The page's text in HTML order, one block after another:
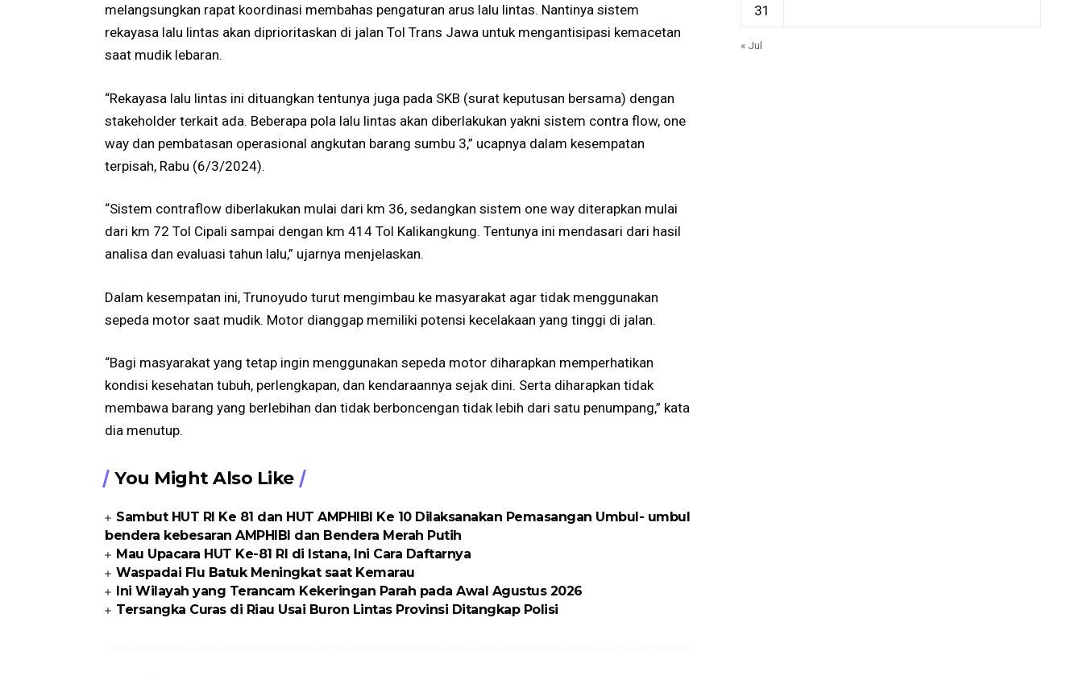
melangsungkan rapat koordinasi membahas pengaturan arus lalu lintas. Nantinya sistem
rekayasa lalu lintas akan diprioritaskan di jalan Tol Trans Jawa untuk mengantisipasi kemacetan
saat mudik lebaran.
“Rekayasa lalu lintas ini dituangkan tentunya juga pada SKB (surat keputusan bersama) dengan
stakeholder terkait ada. Beberapa pola lalu lintas akan diberlakukan yakni sistem contra flow, one
way dan pembatasan operasional angkutan barang sumbu 3,” ucapnya dalam kesempatan
terpisah, Rabu (6/3/2024).
“Sistem contraflow diberlakukan mulai dari km 36, sedangkan sistem one way diterapkan mulai
dari km 72 Tol Cipali sampai dengan km 414 Tol Kalikangkung. Tentunya ini mendasari dari hasil
analisa dan evaluasi tahun lalu,” ujarnya menjelaskan.
Dalam kesempatan ini, Trunoyudo turut mengimbau ke masyarakat agar tidak menggunakan
sepeda motor saat mudik. Motor dianggap memiliki potensi kecelakaan yang tinggi di jalan.
“Bagi masyarakat yang tetap ingin menggunakan sepeda motor diharapkan memperhatikan
kondisi kesehatan tubuh, perlengkapan, dan kendaraannya sejak dini. Serta diharapkan tidak
membawa barang yang berlebihan dan tidak berboncengan tidak lebih dari satu penumpang,” kata
dia menutup.
You Might Also Like
Sambut HUT RI Ke 81 dan HUT AMPHIBI Ke 10 Dilaksanakan Pemasangan Umbul- umbul
bendera kebesaran AMPHIBI dan Bendera Merah Putih
Mau Upacara HUT Ke-81 RI di Istana, Ini Cara Daftarnya
Waspadai Flu Batuk Meningkat saat Kemarau
Ini Wilayah yang Terancam Kekeringan Parah pada Awal Agustus 2026
Tersangka Curas di Riau Usai Buron Lintas Provinsi Ditangkap Polisi
31
« Jul